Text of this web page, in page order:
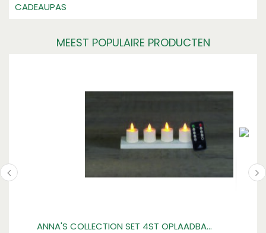
CADEAUPAS
MEEST POPULAIRE PRODUCTEN
ANNA'S COLLECTION SET 4ST OPLAADBA…